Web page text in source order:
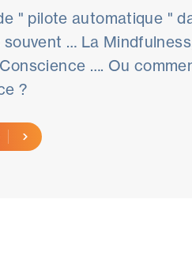
" pilote automatique "
… La
…. Ou
?